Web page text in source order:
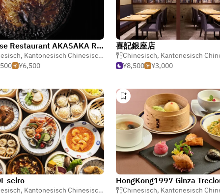
Chinese Restaurant AKASAKA RIKYU GINZA
, Kantonesisch Chinesisch ,
Dim Sum
¥6,500
喜記銀座店
Chinesisch, Kantonesisch
¥8,500
¥3,000
seiro
, Kantonesisch Chinesisch ,
Dim Sum
HongKong1997 Ginza
Chinesisch, Kantonesisch